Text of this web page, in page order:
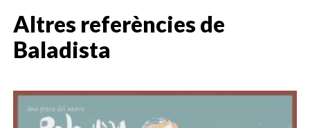
Altres referències de
Baladista